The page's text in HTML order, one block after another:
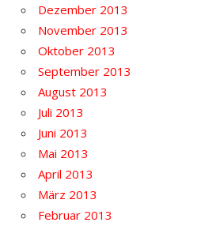
Dezember 2013
November 2013
Oktober 2013
September 2013
August 2013
Juli 2013
Juni 2013
Mai 2013
April 2013
März 2013
Februar 2013